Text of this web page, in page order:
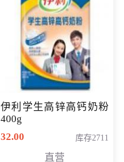
伊利学生高锌高钙奶粉
400g
32.00
库存2711
直营